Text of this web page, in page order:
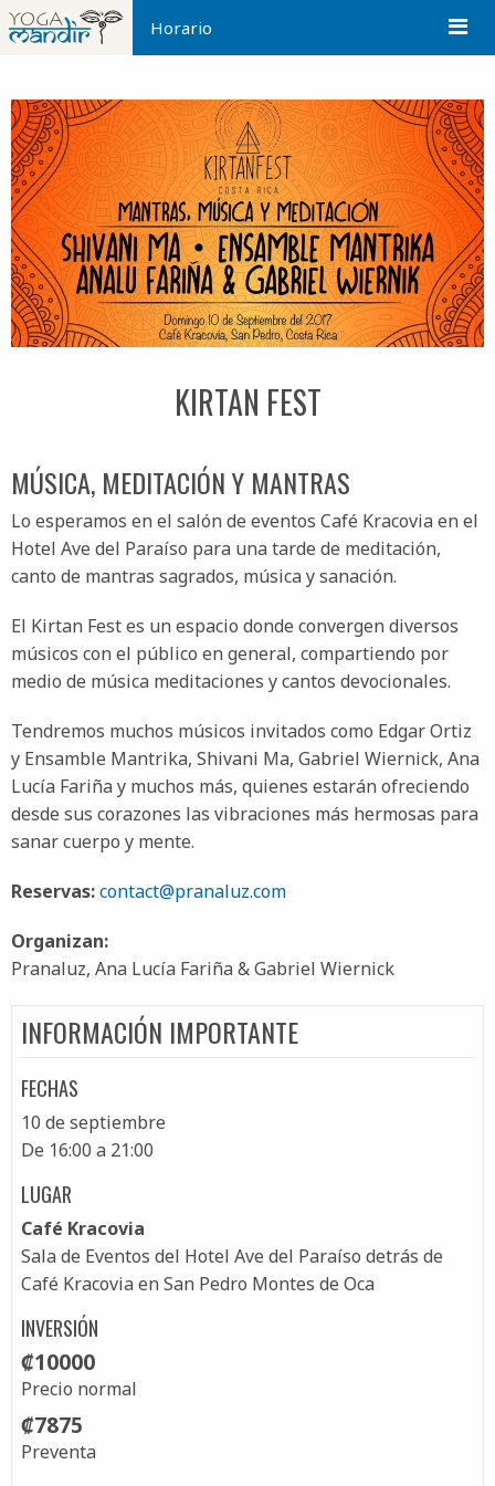
Horario
KIRTAN FEST
MÚSICA, MEDITACIÓN Y MANTRAS
Lo esperamos en el salón de eventos Café Kracovia en el
Hotel Ave del Paraíso para una tarde de meditación,
canto de mantras sagrados, música y sanación.
El Kirtan Fest es un espacio donde convergen diversos
músicos con el público en general, compartiendo por
medio de música meditaciones y cantos devocionales.
Tendremos muchos músicos invitados como Edgar Ortiz
y Ensamble Mantrika, Shivani Ma, Gabriel Wiernick, Ana
Lucía Fariña y muchos más, quienes estarán ofreciendo
desde sus corazones las vibraciones más hermosas para
sanar cuerpo y mente.
Reservas:contact@pranaluz.com
Organizan:
Pranaluz, Ana Lucía Fariña & Gabriel Wiernick
INFORMACIÓN IMPORTANTE
FECHAS
10 de septiembre
De 16:00 a 21:00
LUGAR
Café Kracovia
Sala de Eventos del Hotel Ave del Paraíso detrás de
Café Kracovia en San Pedro Montes de Oca
INVERSIÓN
₡10000
Precio normal
₡7875
Preventa